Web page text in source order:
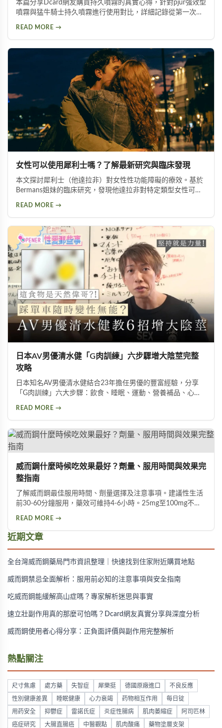
本篇分享Dcard網友購買持久噴霧的真實心得，針對pjur強效型
噴霧與猛牛騎士持久噴霧進行使用對比，詳細記錄從第一次使
朋友找到有效的解決方案。
READ MORE →
女性可以使用犀利士嗎？了解最新研究與臨床發現
本文探討犀利士（他達拉非）對女性性功能障礙的療效。基於
Bermans姐妹的臨床研究，發現他達拉非對特定類型女性可改
READ MORE →
日本AV男優清水健「G肉訓練」六步驟增大陰莖完整
攻略
日本知名AV男優清水健結合23年擔任男優的豐富經驗，分享
「G肉訓練」六大步驟：飲食、睡眠、運動、營養補品、心
增粗的目標。
READ MORE →
威而鋼什麼時候吃效果最好？劑量、服用時間與效果完
整指南
了解威而鋼最佳服用時間、劑量選擇及注意事項。建議性生活
前30-60分鐘服用，藥效可維持4-6小時。25mg至100mg不同
READ MORE →
近期文章
全台灣威而鋼藥局門市資訊整理｜快速找到住家附近購買地點
威而鋼禁忌全面解析：服用前必知的注意事項與安全指南
吃威而鋼能緩解高山症嗎？專家解析迷思與事實
速立壯副作用真的那麼可怕嗎？Dcard網友真實分享與深度分析
威而鋼使用者心得分享：正負面評價與副作用完整解析
熱點關注
尺寸焦慮 處方藥 失智症 犀樂挺 德國原廠進口 不良反應
性別健康差異 睡眠健康 心力衰竭 药物相互作用 每日锭
用药安全 抑鬱症 雷諾氏症 炎症性腸病 肌肉萎縮症 阿司匹林
癌症研究 大腸直腸癌 中醫觀點 肌肉酸痛 藥物塗層支架